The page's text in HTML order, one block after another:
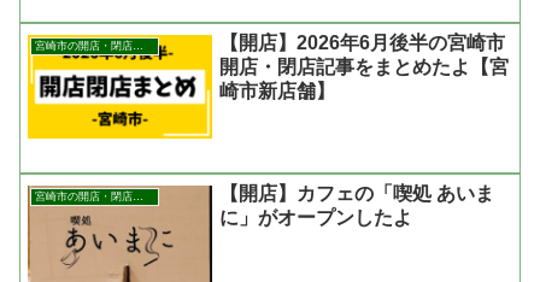
宮崎市の開店・閉店まとめ
【開店】2026年6月後半の宮崎市
開店・閉店記事をまとめたよ【宮
崎市新店舗】
宮崎市の開店・閉店まとめ
【開店】カフェの「喫処 あいま
に」がオープンしたよ